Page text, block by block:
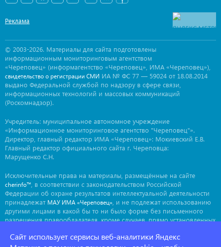
Реклама
© 2003-2026. Материалы для сайта подготовлены
информационным мониторинговым агентством
«Череповец» (информагентство «Череповец», ИМА «Череповец»),
свидетельство о регистрации СМИ ИА № ФС 77 — 59024 от 18.08.2014
выдано Федеральной службой по надзору в сфере связи,
информационных технологий и массовых коммуникаций
(Роскомнадзор).
Учредитель: муниципальное автономное учреждение
«Информационное мониторинговое агентство "Череповец"».
Директор, главный редактор ИМА «Череповец»: Мокиевский Е.В.
Главный редактор официального сайта г. Череповца:
Марущенко С.Н.
Исключительные права на материалы, размещённые на сайте
cherinfo™ , в соответствии с законодательством Российской
Федерации об охране результатов интеллектуальной деятельности
принадлежат МАУ ИМА «Череповец» , и не подлежат использованию
другими лицами в какой бы то ни было форме без письменного
разрешения правообладателя, кроме случаев, прямо установленных
ima@cherinfo.ru. Мнение авторов может не совпадать с мнением
Сайт использует сервисы веб-аналитики Яндекс